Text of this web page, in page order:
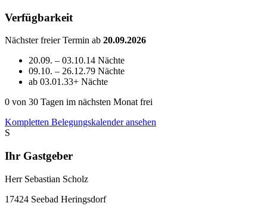
Verfügbarkeit
Nächster freier Termin ab 20.09.2026
20.09. – 03.10.14 Nächte
09.10. – 26.12.79 Nächte
ab 03.01.33+ Nächte
0 von 30 Tagen im nächsten Monat frei
Kompletten Belegungskalender ansehen
S
Ihr Gastgeber
Herr Sebastian Scholz
17424 Seebad Heringsdorf